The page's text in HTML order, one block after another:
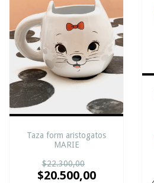
Taza form aristogatos
MARIE
$22.300,00
$20.500,00